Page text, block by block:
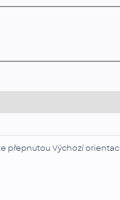
přepnutou Výchozí